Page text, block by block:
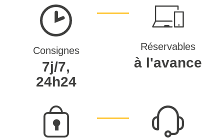
Consignes
7j/7,
24h24
Réservables
à l'avance